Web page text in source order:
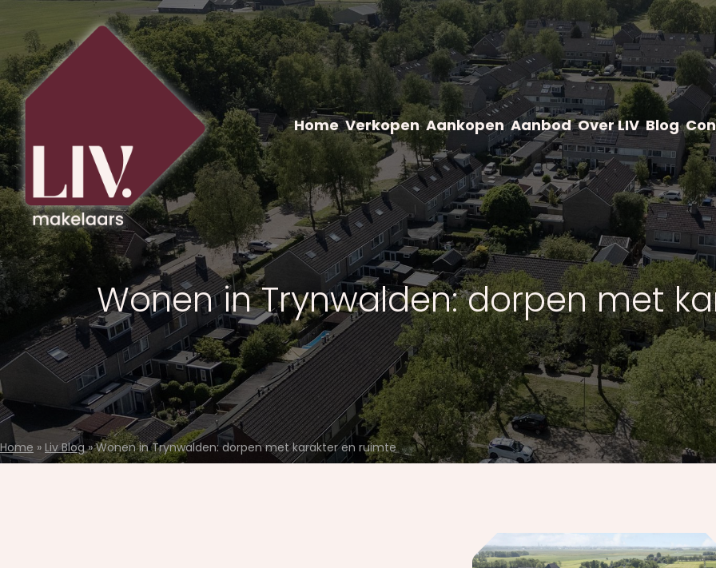
Home Verkopen Aankopen Aanbod Over LIV Blog
Wonen in Trynwalden: dorpen met
Home » Liv Blog » Wonen in Trynwalden: dorpen met karakter en ruimte